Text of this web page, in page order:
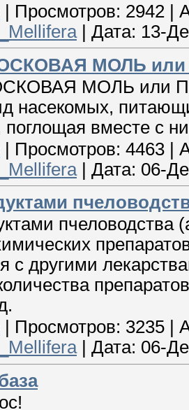
Просмотров: 2942
| Дата: 13-
МОЛЬ
МОЛЬ или
насекомых,
поглощая вместе с
| Просмотров: 4463 |
| Дата: 06-
пчеловодства
с другими
Просмотров: 3235
| Дата: 06-